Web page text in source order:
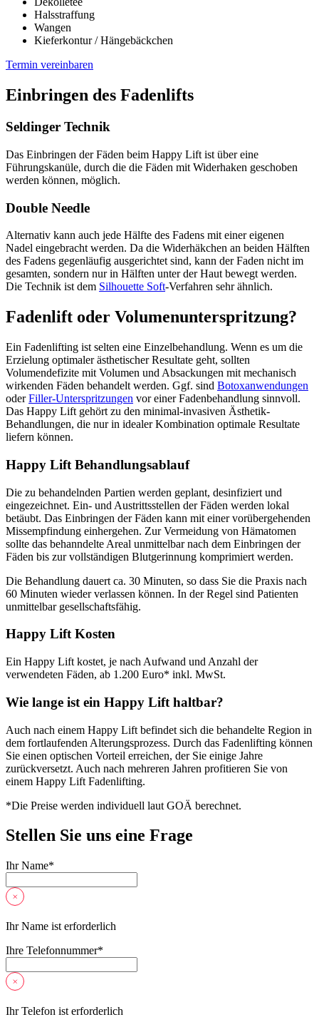
Halsstraffung
Wangen
Kieferkontur / Hängebäckchen
Termin vereinbaren
Einbringen des Fadenlifts
Seldinger Technik
Das Einbringen der Fäden beim Happy Lift ist über eine
Führungskanüle, durch die die Fäden mit Widerhaken geschoben
werden können, möglich.
Double Needle
Alternativ kann auch jede Hälfte des Fadens mit einer eigenen
Nadel eingebracht werden. Da die Widerhäkchen an beiden Hälften
des Fadens gegenläufig ausgerichtet sind, kann der Faden nicht im
gesamten, sondern nur in Hälften unter der Haut bewegt werden.
Die Technik ist dem Silhouette Soft-Verfahren sehr ähnlich.
Fadenlift oder Volumenunterspritzung?
Ein Fadenlifting ist selten eine Einzelbehandlung. Wenn es um die
Erzielung optimaler ästhetischer Resultate geht, sollten
Volumendefizite mit Volumen und Absackungen mit mechanisch
wirkenden Fäden behandelt werden. Ggf. sind Botoxanwendungen
oderFiller-Unterspritzungen vor einer Fadenbehandlung sinnvoll.
Das Happy Lift gehört zu den minimal-invasiven Ästhetik-
Behandlungen, die nur in idealer Kombination optimale Resultate
liefern können.
Happy Lift Behandlungsablauf
Die zu behandelnden Partien werden geplant, desinfiziert und
eingezeichnet. Ein- und Austrittsstellen der Fäden werden lokal
betäubt. Das Einbringen der Fäden kann mit einer vorübergehenden
Missempfindung einhergehen. Zur Vermeidung von Hämatomen
sollte das behanndelte Areal unmittelbar nach dem Einbringen der
Fäden bis zur vollständigen Blutgerinnung komprimiert werden.
Die Behandlung dauert ca. 30 Minuten, so dass Sie die Praxis nach
60 Minuten wieder verlassen können. In der Regel sind Patienten
unmittelbar gesellschaftsfähig.
Happy Lift Kosten
Ein Happy Lift kostet, je nach Aufwand und Anzahl der
verwendeten Fäden, ab 1.200 Euro* inkl. MwSt.
Wie lange ist ein Happy Lift haltbar?
Auch nach einem Happy Lift befindet sich die behandelte Region in
dem fortlaufenden Alterungsprozess. Durch das Fadenlifting können
Sie einen optischen Vorteil erreichen, der Sie einige Jahre
zurückversetzt. Auch nach mehreren Jahren profitieren Sie von
einem Happy Lift Fadenlifting.
*Die Preise werden individuell laut GOÄ berechnet.
Stellen Sie uns eine Frage
Ihr Name*
Ihr Name ist erforderlich
Ihre Telefonnummer*
Ihr Telefon ist erforderlich